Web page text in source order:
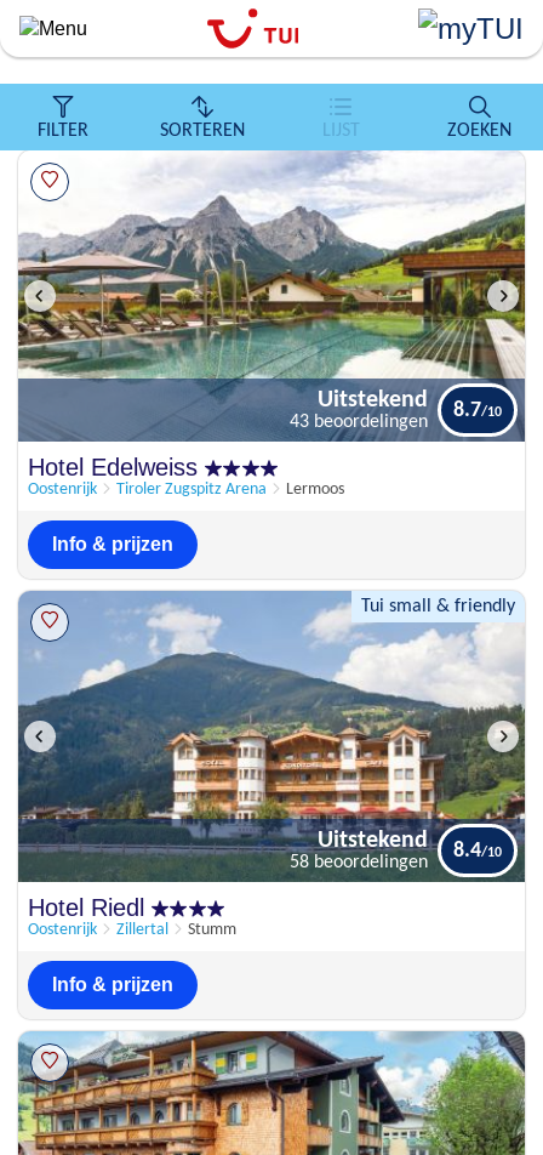
Overslaan
algemene
inhoud
gaan
FILTER SORTEREN LIJST ZOEKEN
43 beoordelingen
Hotel Edelweiss
Oostenrijk Tiroler Zugspitz Arena Lermoos
Uitstekend
43 beoordelingen
8.7
Info & prijzen
Tui small & friendly
Hotel Riedl
Oostenrijk Zillertal Stumm
Uitstekend
58 beoordelingen
8.4
Info & prijzen